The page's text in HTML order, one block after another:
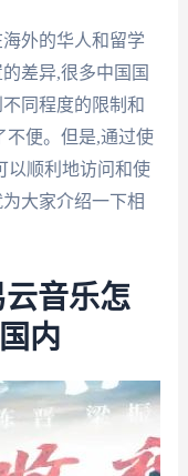
外的华人和留学
差异,很多中国国
同程度的限制和
不便。但是,通过使
以顺利地访问和使
大家介绍一下相
音乐怎
内